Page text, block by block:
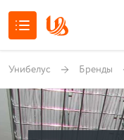
Унибелус Бренды